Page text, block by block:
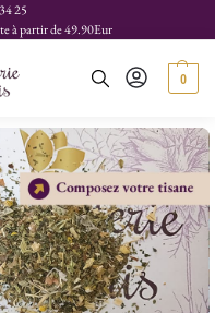
25
à partir de 49.90Eur
0